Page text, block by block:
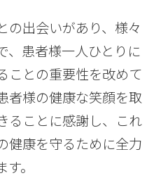
の出会いがあり、様々
、患者様一人ひとりに
ことの重要性を改めて
者様の健康な笑顔を取
ることに感謝し、これ
健康を守るために全力
。